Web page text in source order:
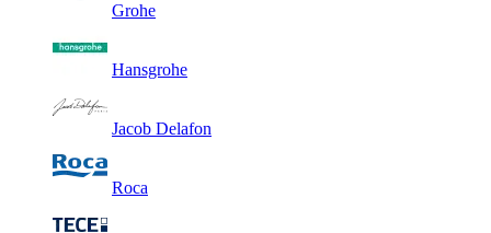
Grohe
Hansgrohe
Jacob Delafon
Roca